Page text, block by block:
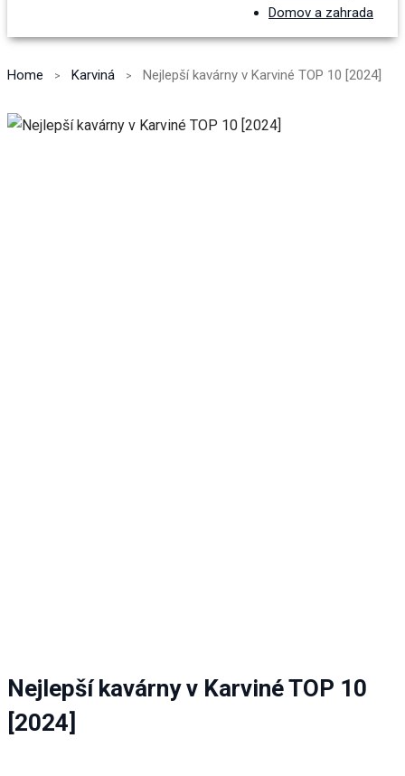
Domov a zahrada
Home Karviná Nejlepší kavárny v Karviné TOP 10 [2024]
Nejlepší kavárny v Karviné TOP 10
[2024]